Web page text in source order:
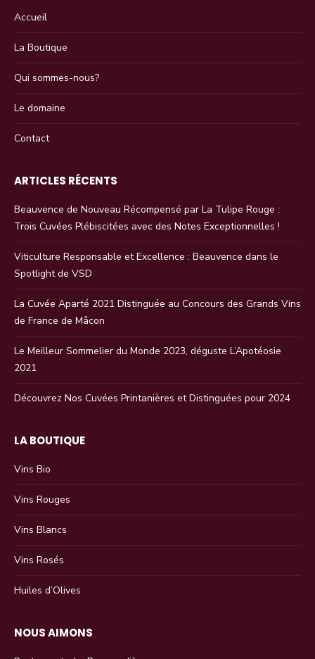
Accueil
La Boutique
Qui sommes-nous?
Le domaine
Contact
ARTICLES RÉCENTS
Beauvence de Nouveau Récompensé par La Tulipe Rouge :
Trois Cuvées Plébiscitées avec des Notes Exceptionnelles !
Viticulture Responsable et Excellence : Beauvence dans le
Spotlight de VSD
La Cuvée Aparté 2021 Distinguée au Concours des Grands Vins
de France de Mâcon
Le Meilleur Sommelier du Monde 2023, déguste L’Apotéosie
2021
Découvrez Nos Cuvées Printanières et Distinguées pour 2024
LA BOUTIQUE
Vins Bio
Vins Rouges
Vins Blancs
Vins Rosés
Huiles d’Olives
NOUS AIMONS